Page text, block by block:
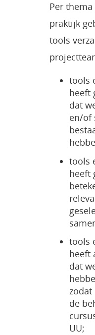
Per
praktijk
tools
tools
heeft
dat
en/of
tools
heeft
tools
heeft
dat
zodat
de
UU;